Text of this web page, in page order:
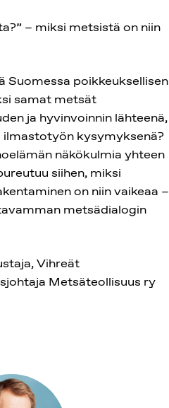
– miksi metsistä on niin
Suomessa poikkeuksellisen
samat metsät
ja hyvinvoinnin lähteenä,
ilmastotyön kysymyksenä?
näkökulmia yhteen
siihen, miksi
on niin vaikeaa –
metsädialogin
Vihreät
Metsäteollisuus ry